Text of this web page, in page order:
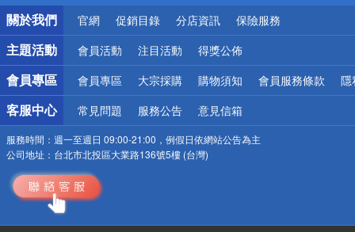
偏遠地區配送
詐騙網頁！請小心！
關於我們
官網 促銷目錄 分店資訊 保險服務
主題活動 會員活動 注目活動 得獎公佈
會員專區 會員專區 大宗採購 購物須知 會員服務條款 隱
客服中心 常見問題 服務公告 意見信箱
服務時間： 週一至週日 09:00-21:00，例假日依網站公告為主
公司地址： 台北市北投區大業路136號5樓 (台灣)